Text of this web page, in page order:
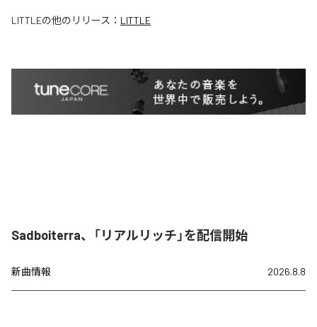
LITTLEの他のリリース： LITTLE
Sadboiterra、「リアルリッチ」を配信開始
新曲情報 2026.8.8